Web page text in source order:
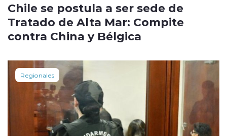
Chile se postula a ser sede de
Tratado de Alta Mar: Compite
contra China y Bélgica
Regionales